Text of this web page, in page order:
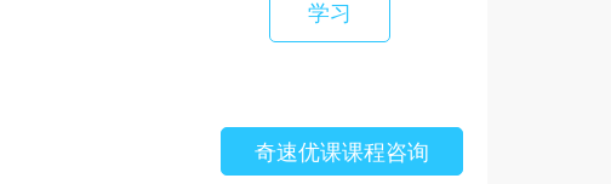
学习
奇速优课课程咨询